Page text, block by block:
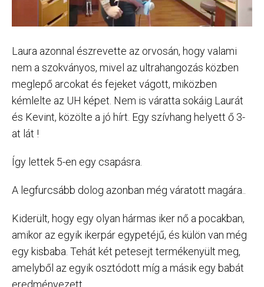
Laura azonnal észrevette az orvosán, hogy valami
nem a szokványos, mivel az ultrahangozás közben
meglepő arcokat és fejeket vágott, miközben
kémlelte az UH képet. Nem is váratta sokáig Laurát
és Kevint, közölte a jó hírt. Egy szívhang helyett ő 3-
at lát !
Így lettek 5-en egy csapásra.
A legfurcsább dolog azonban még váratott magára..
Kiderült, hogy egy olyan hármas iker nő a pocakban,
amikor az egyik ikerpár egypetéjű, és külön van még
egy kisbaba. Tehát két petesejt termékenyült meg,
amelyből az egyik osztódott míg a másik egy babát
eredményezett.